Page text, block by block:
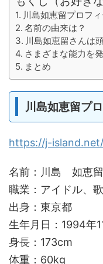
川島如恵留プロフ
名前の由来は？
川島如恵留さんは
さまざまな能力を
まとめ
川島如恵留プ
https://j-
名前：川島 如恵
職業：アイドル、
出身：東京都
生年月日：1994年
身長：173cm
体重：60kg